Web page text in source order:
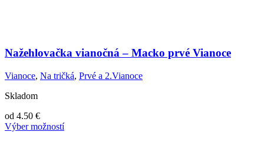
Nažehlovačka vianočná – Macko prvé Vianoce
Vianoce, Na tričká, Prvé a 2.Vianoce
Skladom
od 4.50 €
Výber možností